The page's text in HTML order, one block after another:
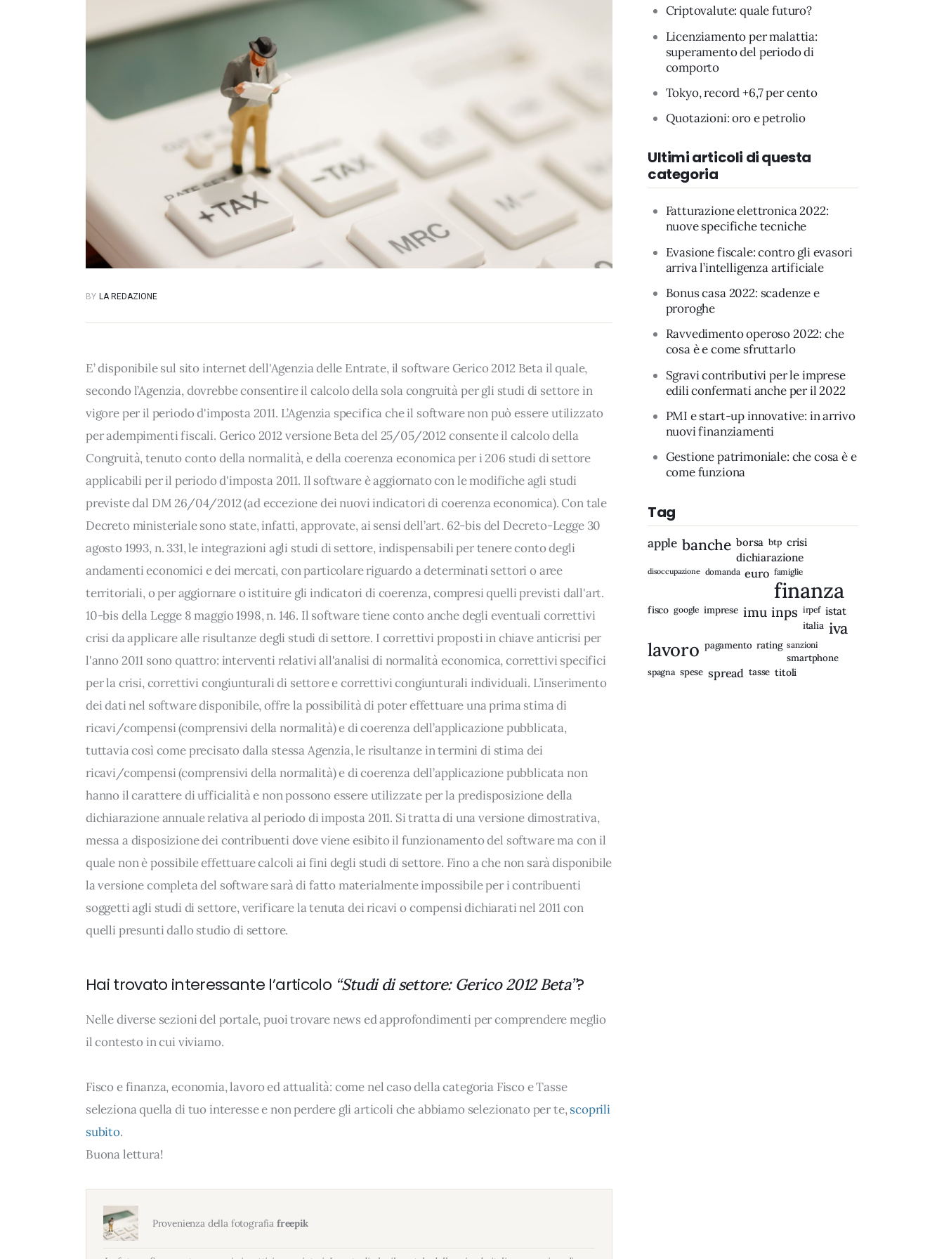
BY LA REDAZIONE
E’ disponibile sul sito internet dell'Agenzia delle Entrate, il software Gerico 2012 Beta il quale,
secondo l’Agenzia, dovrebbe consentire il calcolo della sola congruità per gli studi di settore in
vigore per il periodo d'imposta 2011. L’Agenzia specifica che il software non può essere utilizzato
per adempimenti fiscali. Gerico 2012 versione Beta del 25/05/2012 consente il calcolo della
Congruità, tenuto conto della normalità, e della coerenza economica per i 206 studi di settore
applicabili per il periodo d'imposta 2011. Il software è aggiornato con le modifiche agli studi
previste dal DM 26/04/2012 (ad eccezione dei nuovi indicatori di coerenza economica). Con tale
Decreto ministeriale sono state, infatti, approvate, ai sensi dell’art. 62-bis del Decreto-Legge 30
agosto 1993, n. 331, le integrazioni agli studi di settore, indispensabili per tenere conto degli
andamenti economici e dei mercati, con particolare riguardo a determinati settori o aree
territoriali, o per aggiornare o istituire gli indicatori di coerenza, compresi quelli previsti dall'art.
10-bis della Legge 8 maggio 1998, n. 146. Il software tiene conto anche degli eventuali correttivi
crisi da applicare alle risultanze degli studi di settore. I correttivi proposti in chiave anticrisi per
l'anno 2011 sono quattro: interventi relativi all'analisi di normalità economica, correttivi specifici
per la crisi, correttivi congiunturali di settore e correttivi congiunturali individuali. L’inserimento
dei dati nel software disponibile, offre la possibilità di poter effettuare una prima stima di
ricavi/compensi (comprensivi della normalità) e di coerenza dell’applicazione pubblicata,
tuttavia così come precisato dalla stessa Agenzia, le risultanze in termini di stima dei
ricavi/compensi (comprensivi della normalità) e di coerenza dell’applicazione pubblicata non
hanno il carattere di ufficialità e non possono essere utilizzate per la predisposizione della
dichiarazione annuale relativa al periodo di imposta 2011. Si tratta di una versione dimostrativa,
messa a disposizione dei contribuenti dove viene esibito il funzionamento del software ma con il
quale non è possibile effettuare calcoli ai fini degli studi di settore. Fino a che non sarà disponibile
la versione completa del software sarà di fatto materialmente impossibile per i contribuenti
soggetti agli studi di settore, verificare la tenuta dei ricavi o compensi dichiarati nel 2011 con
quelli presunti dallo studio di settore.
Hai trovato interessante l’articolo “Studi di settore: Gerico 2012 Beta”?
Nelle diverse sezioni del portale, puoi trovare news ed approfondimenti per comprendere meglio
il contesto in cui viviamo.
Fisco e finanza, economia, lavoro ed attualità: come nel caso della categoria Fisco e Tasse
seleziona quella di tuo interesse e non perdere gli articoli che abbiamo selezionato per te,scoprili
subito.
Buona lettura!
Provenienza della fotografia freepik
Criptovalute: quale futuro?
Licenziamento per malattia:
superamento del periodo di
comporto
Tokyo, record +6,7 per cento
Quotazioni: oro e petrolio
Ultimi articoli di questa
categoria
Fatturazione elettronica 2022:
nuove specifiche tecniche
Evasione fiscale: contro gli evasori
arriva l’intelligenza artificiale
Bonus casa 2022: scadenze e
proroghe
Ravvedimento operoso 2022: che
cosa è e come sfruttarlo
Sgravi contributivi per le imprese
edili confermati anche per il 2022
PMI e start-up innovative: in arrivo
nuovi finanziamenti
Gestione patrimoniale: che cosa è e
come funziona
Tag
apple banche borsa btp crisi
dichiarazione
disoccupazione domanda euro famiglie
finanza
fisco google imprese imu inps irpef istat
italia iva
lavoro pagamento rating sanzioni
smartphone
spagna spese spread tasse titoli